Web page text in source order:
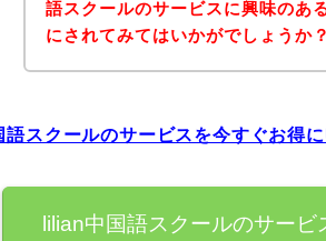
語スクールのサービスに興味のあ
にされてみてはいかがでしょうか？
語スクールのサービスを今すぐお得
lilian中国語スクールのサー